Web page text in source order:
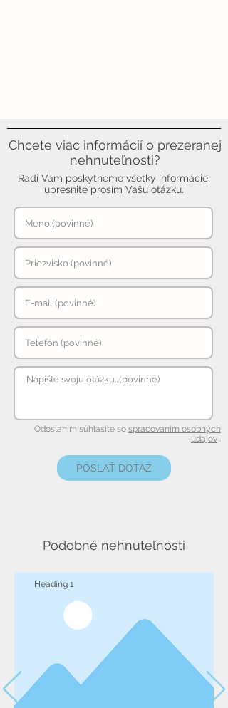
Chcete viac informácií o prezeranej
nehnuteľnosti?
Radi Vám poskytneme všetky informácie,
upresnite prosím Vašu otázku.
Odoslaním súhlasíte so spracovaním osobných
údajov .
POSLAŤ DOTAZ
Podobné nehnuteľnosti
Heading 1